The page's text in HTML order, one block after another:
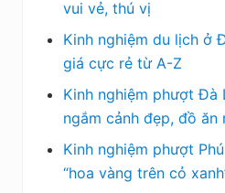
vui vẻ, thú vị
Kinh nghiệm du lịch ở
giá cực rẻ từ A-Z
Kinh nghiệm phượt Đà
ngắm cảnh đẹp, đồ ăn
Kinh nghiệm phượt
“hoa vàng trên cỏ